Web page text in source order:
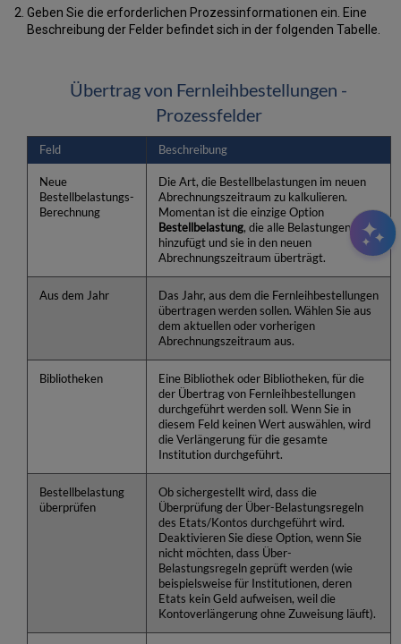
Geben Sie die erforderlichen Prozessinformationen ein. Eine
Beschreibung der Felder befindet sich in der folgenden Tabelle.
Übertrag von Fernleihbestellungen -
Prozessfelder
Feld Beschreibung
Neue
Bestellbelastungs-
Berechnung
Die Art, die Bestellbelastungen im neuen
Abrechnungszeitraum zu kalkulieren.
Momentan ist die einzige Option
Bestellbelastung, die alle Belastungen
hinzufügt und sie in den neuen
Abrechnungszeitraum überträgt.
Aus dem Jahr
Das Jahr, aus dem die Fernleihbestellungen
übertragen werden sollen. Wählen Sie aus
dem aktuellen oder vorherigen
Abrechnungszeitraum aus.
Bibliotheken
Eine Bibliothek oder Bibliotheken, für die
der Übertrag von Fernleihbestellungen
durchgeführt werden soll. Wenn Sie in
diesem Feld keinen Wert auswählen, wird
die Verlängerung für die gesamte
Institution durchgeführt.
Bestellbelastung
überprüfen
Ob sichergestellt wird, dass die
Überprüfung der Über-Belastungsregeln
des Etats/Kontos durchgeführt wird.
Deaktivieren Sie diese Option, wenn Sie
nicht möchten, dass Über-
Belastungsregeln geprüft werden (wie
beispielsweise für Institutionen, deren
Etats kein Geld aufweisen, weil die
Kontoverlängerung ohne Zuweisung läuft).